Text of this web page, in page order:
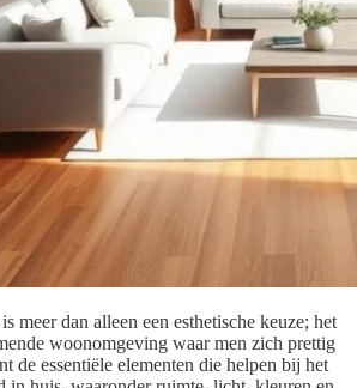
meer dan alleen een esthetische keuze; het
woonomgeving waar men zich prettig
de essentiële elementen die helpen bij het